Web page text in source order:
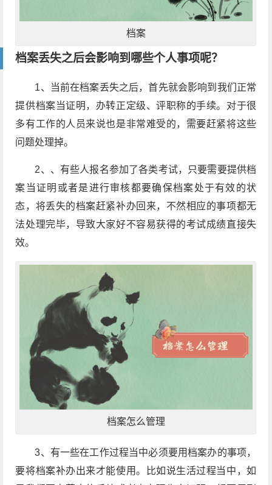
档案
档案丢失之后会影响到哪些个人事项呢？
1、当前在档案丢失之后，首先就会影响到我们正常
提供档案当证明，办转正定级、评职称的手续。对于很
多有工作的人员来说也是非常难受的，需要赶紧将这些
问题处理掉。
2、、有些人报名参加了各类考试，只要需要提供档
案当证明或者是进行审核都要确保档案处于有效的状
态，将丢失的档案赶紧补办回来，不然相应的事项都无
法处理完毕，导致大家好不容易获得的考试成绩直接失
效。
档案怎么管理
3、有一些在工作过程当中必须要用档案办的事项，
要将档案补办出来才能使用。比如说生活过程当中，如